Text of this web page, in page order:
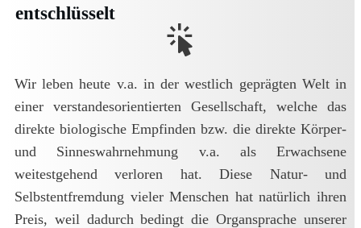
entschlüsselt
Wir leben heute v.a. in der westlich geprägten Welt in
einer verstandesorientierten Gesellschaft, welche das
direkte biologische Empfinden bzw. die direkte Körper-
und Sinneswahrnehmung v.a. als Erwachsene
weitestgehend verloren hat. Diese Natur- und
Selbstentfremdung vieler Menschen hat natürlich ihren
Preis, weil dadurch bedingt die Organsprache unserer